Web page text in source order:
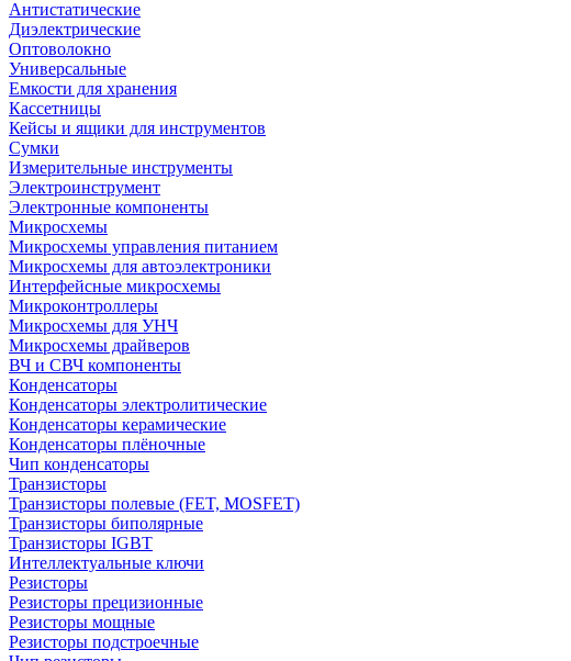
Антистатические
Диэлектрические
Оптоволокно
Универсальные
Емкости для хранения
Кассетницы
Кейсы и ящики для инструментов
Сумки
Измерительные инструменты
Электроинструмент
Электронные компоненты
Микросхемы
Микросхемы управления питанием
Микросхемы для автоэлектроники
Интерфейсные микросхемы
Микроконтроллеры
Микросхемы для УНЧ
Микросхемы драйверов
ВЧ и СВЧ компоненты
Конденсаторы
Конденсаторы электролитические
Конденсаторы керамические
Конденсаторы плёночные
Чип конденсаторы
Транзисторы
Транзисторы полевые (FET, MOSFET)
Транзисторы биполярные
Транзисторы IGBT
Интеллектуальные ключи
Резисторы
Резисторы прецизионные
Резисторы мощные
Резисторы подстроечные